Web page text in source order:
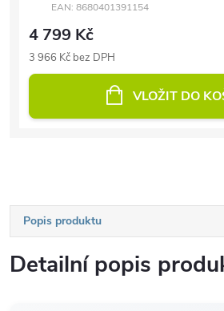
EAN: 8680401391154
4 799 Kč
3 966 Kč bez DPH
VLOŽIT DO
Popis produktu
Detailní popis